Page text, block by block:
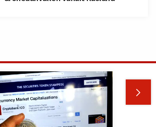
